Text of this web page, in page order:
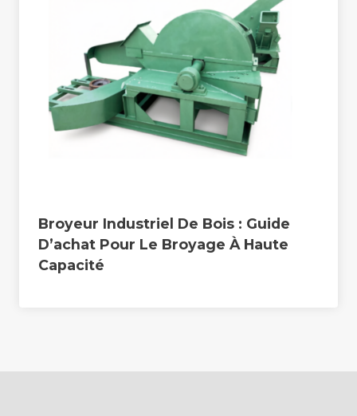
Broyeur Industriel De Bois : Guide
D’achat Pour Le Broyage À Haute
Capacité